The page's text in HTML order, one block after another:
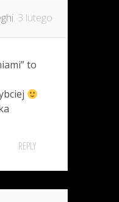
3 lutego
to
REPLY